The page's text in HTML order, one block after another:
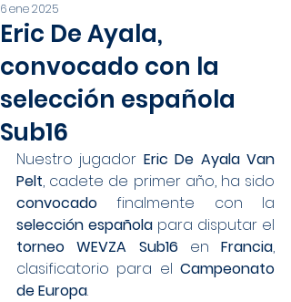
Eric De Ayala,
convocado con la
selección española
Sub16
6 ene 2025
Nuestro jugador Eric De Ayala Van
Pelt
convocado
selección española
torneo WEVZA Sub16 en Francia,
clasificatorio para el Campeonato
de Europa.